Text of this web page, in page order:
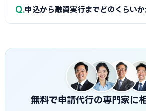
整備と不備チェックを代行し、面談で説
A
融資は補助金と違い「前払い」です
Q 申込から融資実行までどのくらいか
資実行までおおむね3週間〜1.5か月程度
証協会・制度融資は金融機関と保証協会
め、もう少し時間がかかる場合がありま
から逆算し、早めに準備を始めることが重
無料で申請代行の専門家に